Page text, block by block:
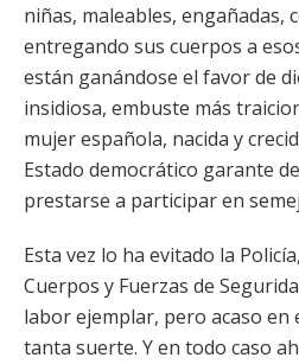
niñas, maleables, engañadas,
entregando sus cuerpos a
están ganándose el favor de
insidiosa, embuste más
mujer española, nacida y
Estado democrático garante
prestarse a participar en
Esta vez lo ha evitado la
Cuerpos y Fuerzas de
labor ejemplar, pero acaso
tanta suerte. Y en todo caso